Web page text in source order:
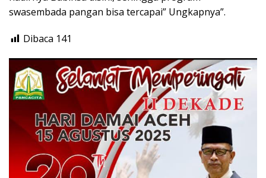
swasembada pangan bisa tercapai” Ungkapnya”.
Dibaca 141